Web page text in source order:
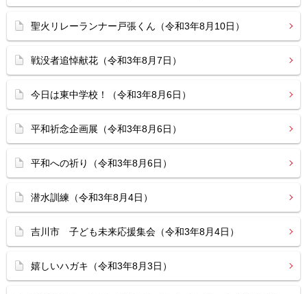
聖火リレーランナー戸張くん（令和3年8月10日）
戦没者追悼献花（令和3年8月7日）
今日は東中学校！（令和3年8月6日）
平和祈念企画展（令和3年8月6日）
平和への祈り（令和3年8月6日）
潜水訓練（令和3年8月4日）
吉川市 子ども未来応援集会（令和3年8月4日）
嬉しいハガキ（令和3年8月3日）